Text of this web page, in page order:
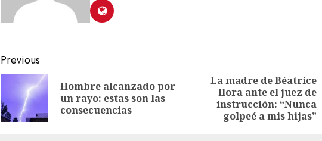
Previous
Hombre alcanzado por
un rayo: estas son las
consecuencias
La madre de Béatrice
llora ante el juez de
instrucción: “Nunca
golpeé a mis hijas”